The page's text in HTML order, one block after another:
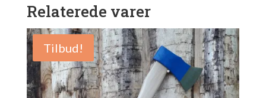
Relaterede varer
Tilbud!